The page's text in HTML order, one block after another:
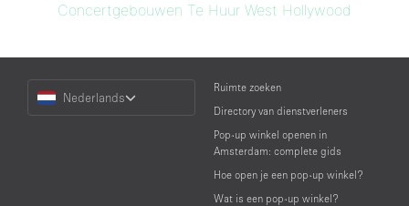
Concertgebouwen Te Huur West Hollywood
Language
Nederlands
Ruimte zoeken
Directory van dienstverleners
Pop-up winkel openen in
Amsterdam: complete gids
Hoe open je een pop-up winkel?
Wat is een pop-up winkel?